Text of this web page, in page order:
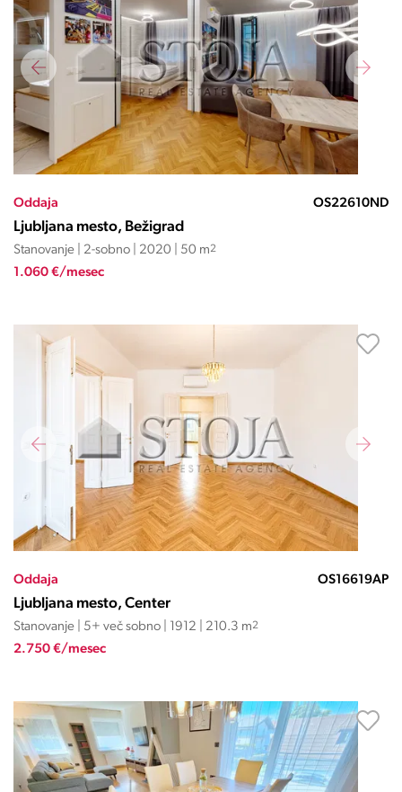
Oddaja OS22610ND
Ljubljana mesto, Bežigrad
Stanovanje | 2-sobno | 2020 | 50 m2
1.060 €/mesec
Oddaja OS16619AP
Ljubljana mesto, Center
Stanovanje | 5+ več sobno | 1912 | 210.3 m2
2.750 €/mesec